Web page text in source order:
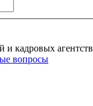
и кадровых агентств
вопросы